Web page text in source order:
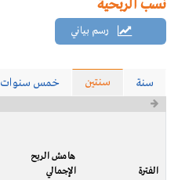
نسب الربحية
رسم بياني
سنة سنتين خمس سنوات
الفترة
هامش الربح
الإجمالي